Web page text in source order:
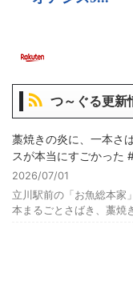
つ～ぐる更新
藁焼きの炎に、一本さ
スが本当にすごかった
2026/07/01
立川駅前の「お魚総本家
本まるごとさばき、藁焼